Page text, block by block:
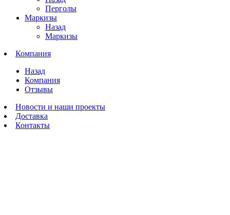
Перголы
Маркизы
Назад
Маркизы
Компания
Назад
Компания
Отзывы
Новости и наши проекты
Доставка
Контакты